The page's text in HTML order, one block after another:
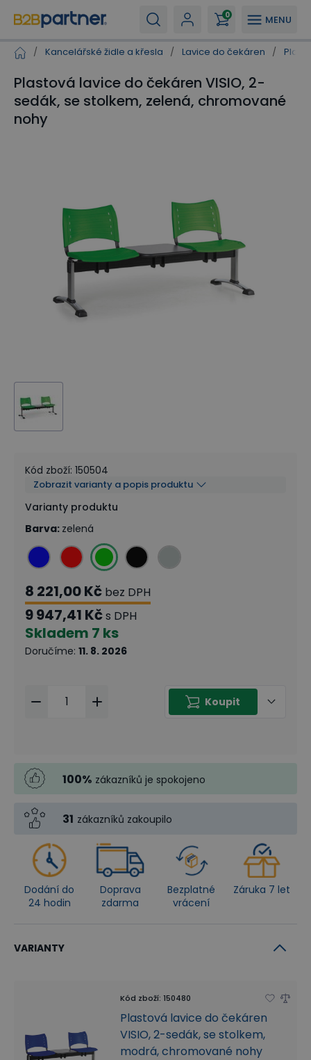
MENU
0
/ Kancelářské židle a křesla / Lavice do čekáren /
Plastová lavice do čekáren VISIO, 2-
sedák, se stolkem, zelená, chromované
nohy
Kód zboží: 150504
Zobrazit varianty a popis produktu
Varianty produktu
Barva: zelená
8 221,00 Kč bez DPH
9 947,41 Kčs DPH
Skladem 7 ks
Doručíme: 11. 8. 2026
Koupit
100% zákazníků je spokojeno
31 zákazníků zakoupilo
Dodání do
24 hodin
Doprava
zdarma
Bezplatné
vrácení
Záruka 7 let
VARIANTY
Kód zboží: 150480
Plastová lavice do čekáren
VISIO, 2-sedák, se stolkem,
modrá, chromované nohy